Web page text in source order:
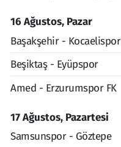
16 Ağustos, Pazar
Başakşehir - Kocaelispor
Beşiktaş - Eyüpspor
Amed - Erzurumspor FK
17 Ağustos, Pazartesi
Samsunspor - Göztepe